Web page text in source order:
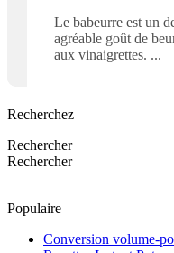
Le babeurre est un
agréable goût de
aux vinaigrettes.
Recherchez
Rechercher
Rechercher
Populaire
Conversion volume-